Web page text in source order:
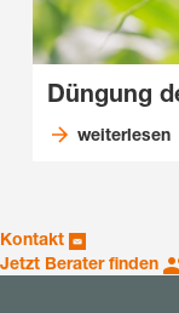
Düngung
weiterlesen
Kontakt
Jetzt Berater finden